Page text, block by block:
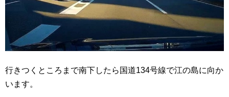
行きつくところまで南下したら国道134号線で江の島に向か
います。